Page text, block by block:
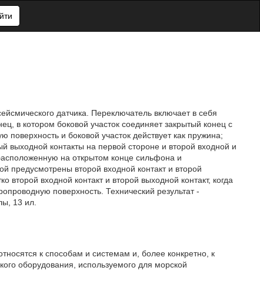
датчика. Переключатель включает в себя
в котором боковой участок соединяет закрытый конец с
и боковой участок действует как пружина;
выходной контакты на первой стороне и второй входной и
на открытом конце сильфона и
второй входной контакт и второй
второй входной контакт и второй выходной контакт, когда
поверхность. Технический результат -
13 ил.
к способам и системам и, более конкретно, к
оборудования, используемого для морской